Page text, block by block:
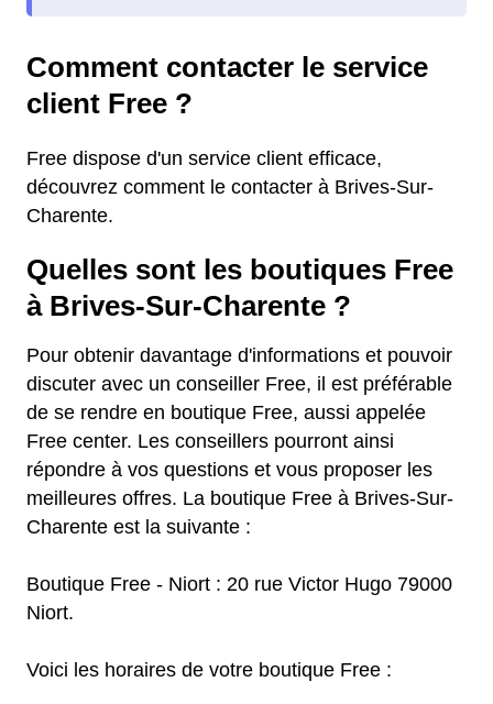
Comment contacter le service
client Free ?
Free dispose d'un service client efficace,
découvrez comment le contacter à Brives-Sur-
Charente.
Quelles sont les boutiques Free
à Brives-Sur-Charente ?
Pour obtenir davantage d'informations et pouvoir
discuter avec un conseiller Free, il est préférable
de se rendre en boutique Free, aussi appelée
Free center. Les conseillers pourront ainsi
répondre à vos questions et vous proposer les
meilleures offres. La boutique Free à Brives-Sur-
Charente est la suivante :
Boutique Free - Niort : 20 rue Victor Hugo 79000
Niort.
Voici les horaires de votre boutique Free :